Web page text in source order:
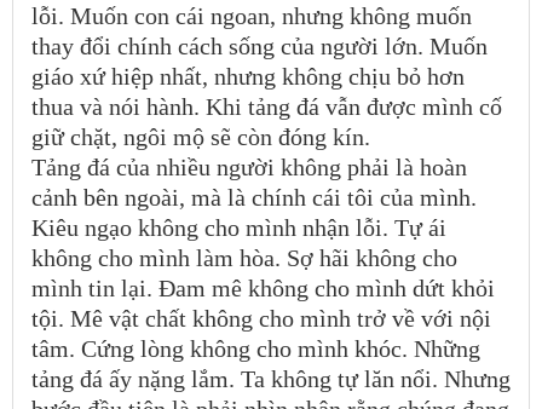
lỗi. Muốn con cái ngoan, nhưng không muốn
thay đổi chính cách sống của người lớn. Muốn
giáo xứ hiệp nhất, nhưng không chịu bỏ hơn
thua và nói hành. Khi tảng đá vẫn được mình cố
giữ chặt, ngôi mộ sẽ còn đóng kín.
Tảng đá của nhiều người không phải là hoàn
cảnh bên ngoài, mà là chính cái tôi của mình.
Kiêu ngạo không cho mình nhận lỗi. Tự ái
không cho mình làm hòa. Sợ hãi không cho
mình tin lại. Đam mê không cho mình dứt khỏi
tội. Mê vật chất không cho mình trở về với nội
tâm. Cứng lòng không cho mình khóc. Những
tảng đá ấy nặng lắm. Ta không tự lăn nổi. Nhưng